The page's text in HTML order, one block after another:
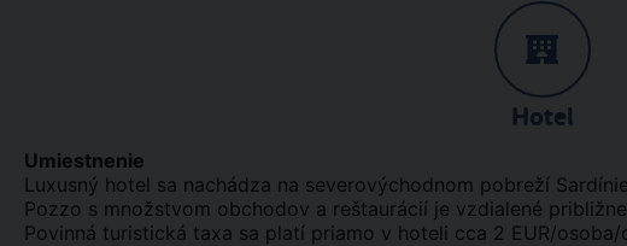
Hotel
Umiestnenie
Luxusný hotel sa nachádza na severovýchodnom pobreží
Pozzo s množstvom obchodov a reštaurácií je vzdialené
Povinná turistická taxa sa platí priamo v hoteli cca 2 EUR/osoba/